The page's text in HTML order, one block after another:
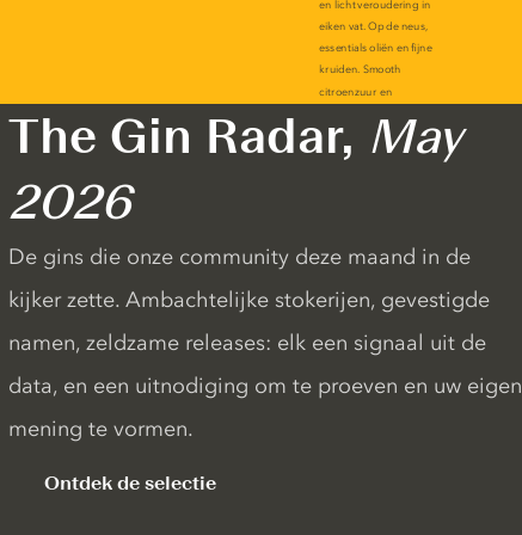
The Gin Radar, May
2026
De gins die onze community deze maand in de
kijker zette. Ambachtelijke stokerijen, gevestigde
namen, zeldzame releases: elk een signaal uit de
data, en een uitnodiging om te proeven en uw eigen
mening te vormen.
Ontdek de selectie